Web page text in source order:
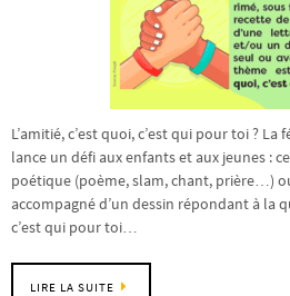
L’amitié, c’est quoi, c’est qui pour toi ?
lance un défi aux enfants et aux jeunes :
poétique (poème, slam, chant, prière…)
accompagné d’un dessin répondant à la
c’est qui pour toi…
LIRE LA SUITE